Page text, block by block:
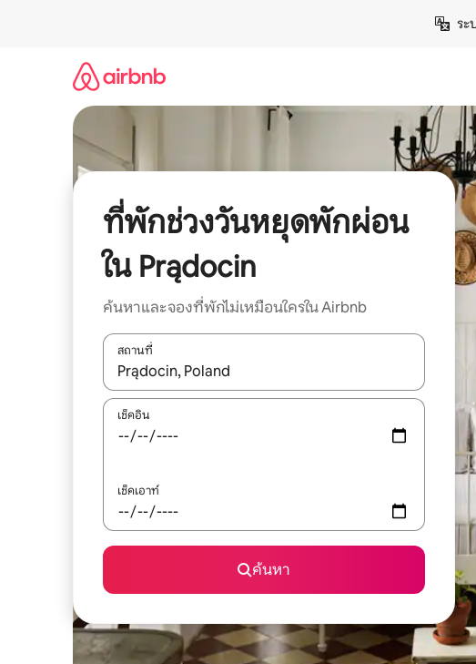
ระ
ที่พักช่วงวันหยุดพักผ่อน
ใน Prądocin
ค้นหาและจองที่พักไม่เหมือนใครใน Airbnb
สถานที่
ใช้ลูกศรขึ้นลง หรือใช้การสัมผัสหรือปัด เพื่อสำรวจผลการค้นหา
เช็คอิน
เช็คเอาท์
ค้นหา